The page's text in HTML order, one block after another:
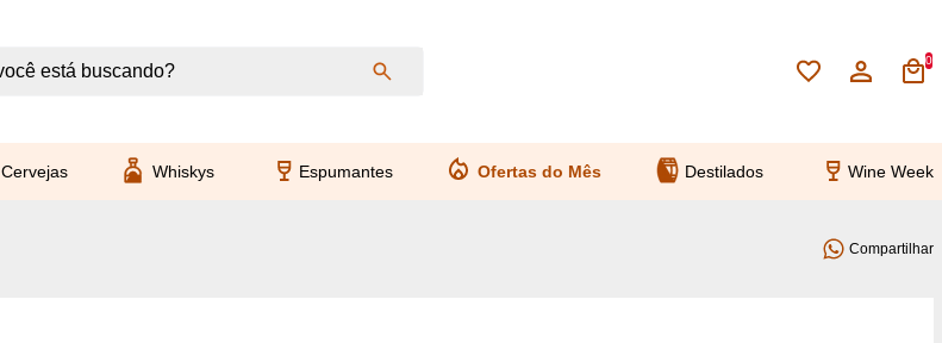
0
Cervejas Whiskys Espumantes Ofertas do Mês Destilados Wine Week
Compartilhar